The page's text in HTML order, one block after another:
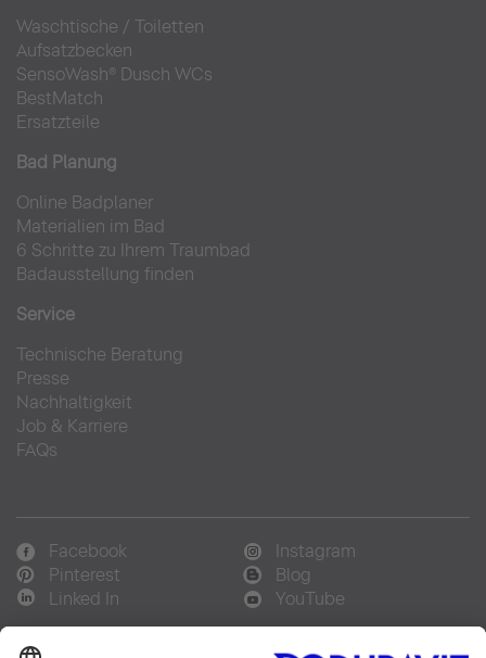
Waschtische / Toiletten
Aufsatzbecken
SensoWash® Dusch WCs
BestMatch
Ersatzteile
Bad Planung
Online Badplaner
Materialien im Bad
6 Schritte zu Ihrem Traumbad
Badausstellung finden
Service
Technische Beratung
Presse
Nachhaltigkeit
Job & Karriere
FAQs
Facebook
Instagram
Pinterest
Blog
Linked In
YouTube